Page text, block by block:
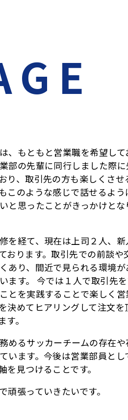
もともと営業職を希望して
部の先輩に同行しました際
り、取引先の方も楽しくさせ
このような感じで話せるよう
と思ったことがきっかけとな
を経て、現在は上司２人、新
ります。取引先での前談や
あり、間近で見られる環境が
ます。 今では１人で取引先
とを実践することで楽しく営
決めてヒアリングして注文を
。
めるサッカーチームの存在
います。今後は営業部員と
見つけることです。
張っていきたいです。